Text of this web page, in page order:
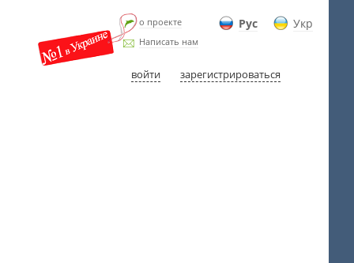
Рус Укр
о проекте
Написать нам
войти зарегистрироваться